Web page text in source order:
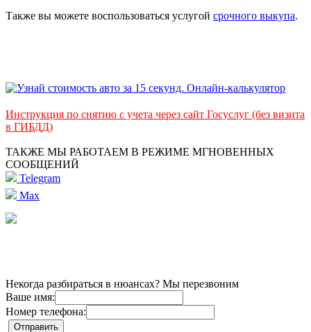
Также вы можете воспользоваться услугой срочного выкупа.
Инструкция по снятию с учета через сайт Госуслуг (без визита
в ГИБДД)
ТАКЖЕ МЫ РАБОТАЕМ В РЕЖИМЕ МГНОВЕННЫХ
СООБЩЕНИЙ
Telegram
Max
Некогда разбираться в нюансах? Мы перезвоним
Ваше имя:
Номер телефона: